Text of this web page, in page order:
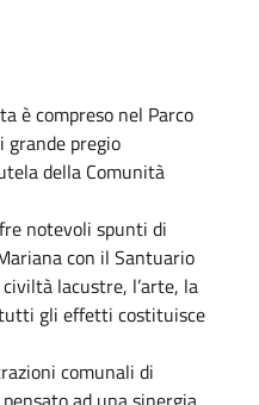
è compreso nel Parco
grande pregio
della Comunità
notevoli spunti di
con il Santuario
lacustre, l’arte, la
gli effetti costituisce
comunali di